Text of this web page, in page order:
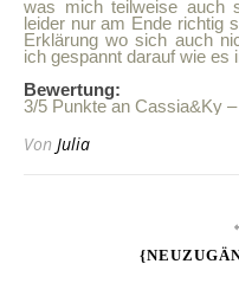
was mich teilweise auch
leider nur am Ende richtig
Erklärung wo sich auch
ich gespannt darauf wie es
Bewertung:
3/5 Punkte an Cassia&Ky
Von Julia